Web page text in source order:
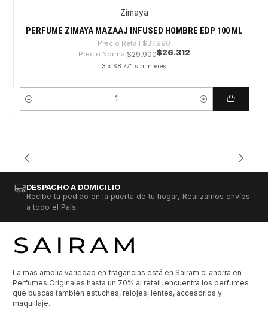
Zimaya
PERFUME ZIMAYA MAZAAJ INFUSED HOMBRE EDP 100 ML
Precio Retail $37.990
Precio Normal$29.900$26.312
3 x $8.771 sin interés
Cantidad
DESPACHO A DOMICILIO
Recibe tu pedido en la puerta de tu hogar, Realizamos envíos
a todo el País.
La mas amplia variedad en fragancias está en Sairam.cl ahorra en
Perfumes Originales hasta un 70% al retail, encuentra los perfumes
que buscas también estuches, relojes, lentes, accesorios y
maquillaje.